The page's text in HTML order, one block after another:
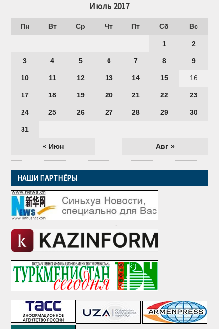
Июль 2017
Пн Вт Ср Чт Пт Сб Вс
« Июн Авг »
1 2
3 4 5 6 7 8 9
10 11 12 13 14 15 16
17 18 19 20 21 22 23
24 25 26 27 28 29 30
31
НАШИ ПАРТНЁРЫ
———————————————-
—————————————————
—————————————————